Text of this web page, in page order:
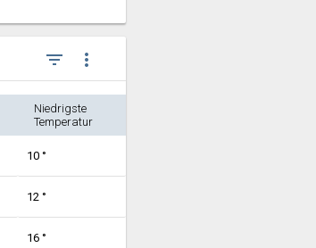
filter_list more_vert
Niedrigste
Temperatur
10 °
12 °
16 °